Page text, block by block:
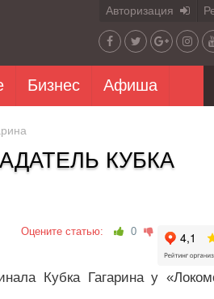
Авторизация
Бизнес Афиша
КУБКА
Оцените статью: 0
Кубка Гагарина у